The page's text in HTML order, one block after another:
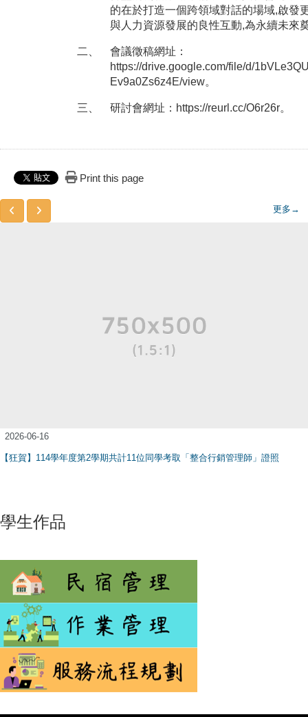
的在於打造一個跨領域對話的場域,啟發
與人力資源發展的良性互動,為永續未來
二、
會議徵稿網址：
https://drive.google.com/file/d/
Ev9a0Zs6z4E/view。
三、 研討會網址：https://reurl.cc/O6r26r。
Print this page
更多→
2026-06-16
【狂賀】114學年度第2學期共計11位同學考取「整合行銷管理師」證照
學生作品